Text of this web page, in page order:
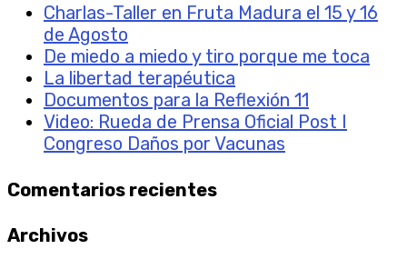
Charlas-Taller en Fruta Madura el 15 y 16
de Agosto
De miedo a miedo y tiro porque me toca
La libertad terapéutica
Documentos para la Reflexión 11
Video: Rueda de Prensa Oficial Post I
Congreso Daños por Vacunas
Comentarios recientes
Archivos